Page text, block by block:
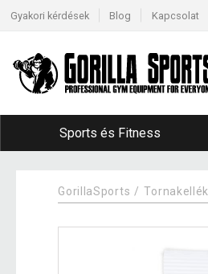
Gyakori kérdések Blog Kapcsolat
Sports és Fitness
GorillaSports Tornakellék